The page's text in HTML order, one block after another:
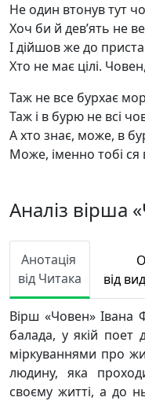
Не один втонув тут
Хоч би й дев’ять не
І дійшов же до
Хто не має цілі.
Таж не все бурхає
Таж і в бурю не всі
А хто знає, може, в
Може, іменно тобі ся
Аналіз вірша
Анотація
від Читака
від
Вірш «Човен» Івана
балада, у якій поет
міркуваннями про
людину, яка
своєму житті, а до